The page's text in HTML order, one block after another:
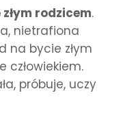
złym rodzicem.
nietrafiona
na bycie złym
człowiekiem.
próbuje, uczy